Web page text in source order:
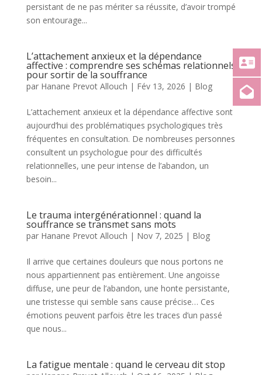
persistant de ne pas mériter sa réussite, d’avoir trompé
son entourage...
L’attachement anxieux et la dépendance
affective : comprendre ses schémas relationnels
pour sortir de la souffrance
par Hanane Prevot Allouch | Fév 13, 2026 | Blog
L’attachement anxieux et la dépendance affective sont
aujourd’hui des problématiques psychologiques très
fréquentes en consultation. De nombreuses personnes
consultent un psychologue pour des difficultés
relationnelles, une peur intense de l’abandon, un
besoin...
Le trauma intergénérationnel : quand la
souffrance se transmet sans mots
par Hanane Prevot Allouch | Nov 7, 2025 | Blog
Il arrive que certaines douleurs que nous portons ne
nous appartiennent pas entièrement. Une angoisse
diffuse, une peur de l’abandon, une honte persistante,
une tristesse qui semble sans cause précise… Ces
émotions peuvent parfois être les traces d’un passé
que nous...
La fatigue mentale : quand le cerveau dit stop